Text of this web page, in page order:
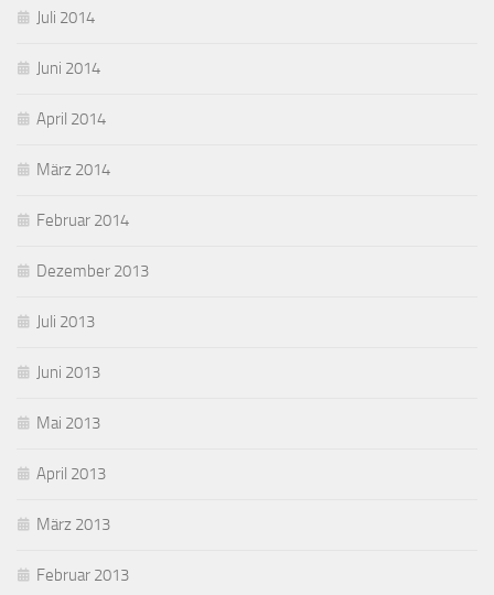
Juli 2014
Juni 2014
April 2014
März 2014
Februar 2014
Dezember 2013
Juli 2013
Juni 2013
Mai 2013
April 2013
März 2013
Februar 2013